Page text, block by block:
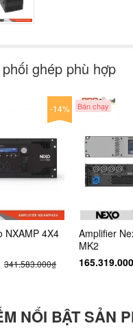
ghép phù hợp
-14%
NXAMP 4X4
341.583.000₫
Bán chạy
Amplifier
MK2
NỔI BẬT SẢN